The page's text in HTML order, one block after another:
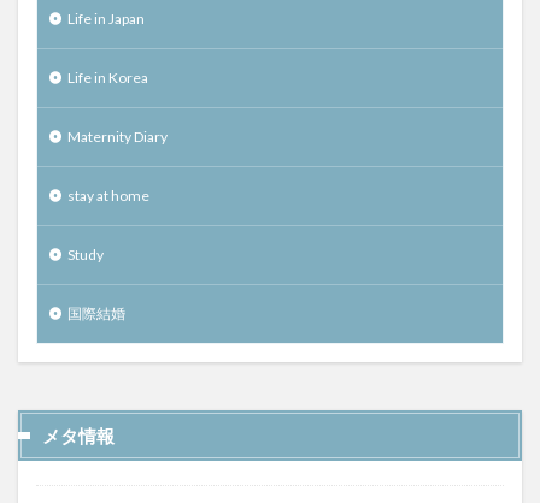
Life in Japan
Life in Korea
Maternity Diary
stay at home
Study
国際結婚
メタ情報